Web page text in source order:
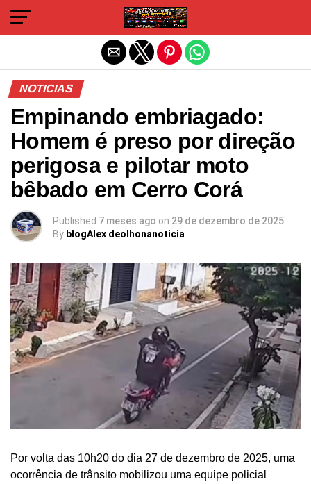
NOTICIAS
Empinando embriagado:
Homem é preso por direção
perigosa e pilotar moto
bêbado em Cerro Corá
Published 7 meses ago on 29 de dezembro de 2025
By blogAlex deolhonanoticia
Por volta das 10h20 do dia 27 de dezembro de 2025, uma
ocorrência de trânsito mobilizou uma equipe policial
Sair da versão mobile